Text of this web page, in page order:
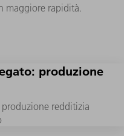
maggiore rapidità.
produzione
redditizia